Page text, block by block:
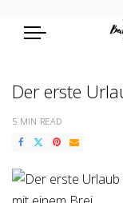
Der erste
5 MIN READ